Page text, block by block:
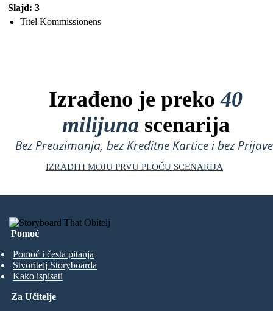
Slajd: 3
Titel Kommissionens
Izrađeno je preko40
milijuna scenarija
Bez Preuzimanja, bez Kreditne Kartice i bez
IZRADITI MOJU PRVU PLOČU SCENARIJA
Pomoć
Pomoć i česta pitanja
Stvoritelj Storyboarda
Kako ispisati
Za Učitelje